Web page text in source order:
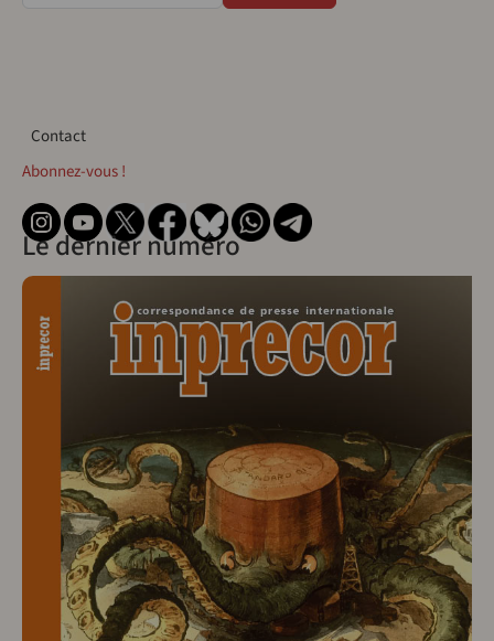
Contact
Contact
Abonnez-vous !
Le dernier numéro